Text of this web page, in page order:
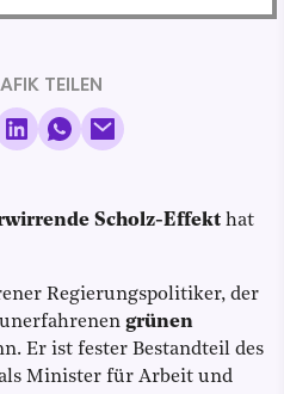
TEILEN
Scholz-Effekt hat
Regierungspolitiker, der
grünen
Er ist fester Bestandteil des
Minister für Arbeit und